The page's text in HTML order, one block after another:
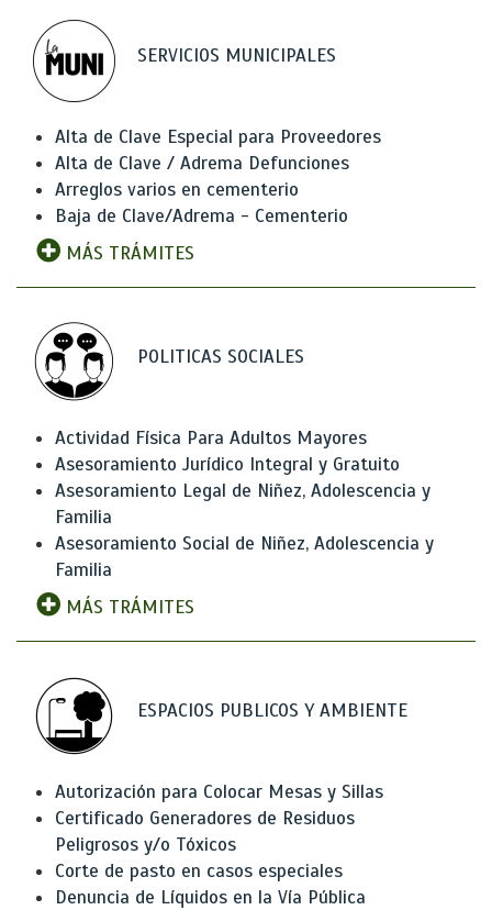
SERVICIOS MUNICIPALES
Alta de Clave Especial para Proveedores
Alta de Clave / Adrema Defunciones
Arreglos varios en cementerio
Baja de Clave/Adrema - Cementerio
MÁS TRÁMITES
POLITICAS SOCIALES
Actividad Física Para Adultos Mayores
Asesoramiento Jurídico Integral y Gratuito
Asesoramiento Legal de Niñez, Adolescencia y
Familia
Asesoramiento Social de Niñez, Adolescencia y
Familia
MÁS TRÁMITES
ESPACIOS PUBLICOS Y AMBIENTE
Autorización para Colocar Mesas y Sillas
Certificado Generadores de Residuos
Peligrosos y/o Tóxicos
Corte de pasto en casos especiales
Denuncia de Líquidos en la Vía Pública